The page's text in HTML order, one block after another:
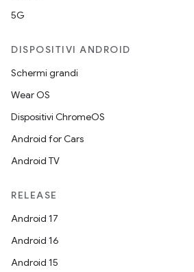
5G
DISPOSITIVI ANDROID
Schermi grandi
Wear OS
Dispositivi ChromeOS
Android for Cars
Android TV
RELEASE
Android 17
Android 16
Android 15